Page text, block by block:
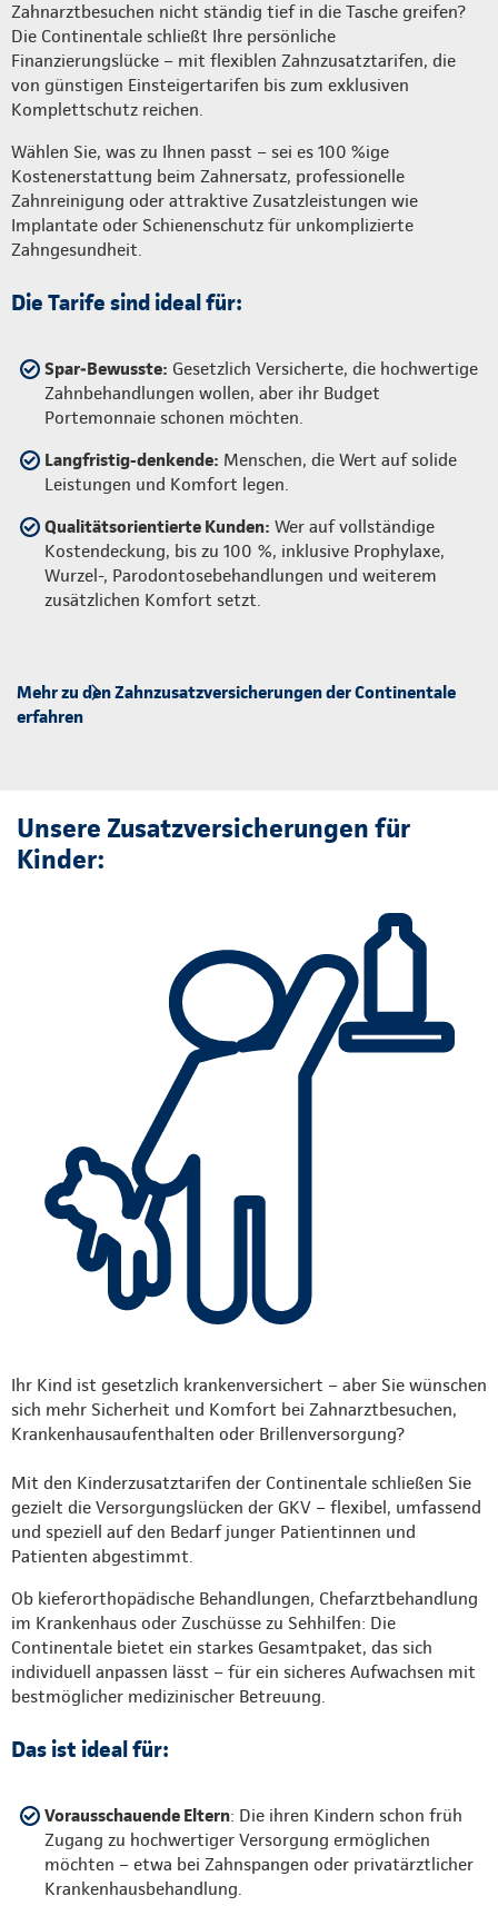
Zahnarztbesuchen nicht ständig tief in die Tasche greifen?
Die Continentale schließt Ihre persönliche
Finanzierungslücke – mit flexiblen Zahnzusatztarifen, die
von günstigen Einsteigertarifen bis zum exklusiven
Komplettschutz reichen.
Wählen Sie, was zu Ihnen passt – sei es 100 %ige
Kostenerstattung beim Zahnersatz, professionelle
Zahnreinigung oder attraktive Zusatzleistungen wie
Implantate oder Schienenschutz für unkomplizierte
Zahngesundheit.
Die Tarife sind ideal für:
Spar‑Bewusste: Gesetzlich Versicherte, die hochwertige
Zahnbehandlungen wollen, aber ihr Budget
Portemonnaie schonen möchten.
Langfristig-denkende: Menschen, die Wert auf solide
Leistungen und Komfort legen.
Qualitätsorientierte Kunden: Wer auf vollständige
Kostendeckung, bis zu 100 %, inklusive Prophylaxe,
Wurzel-, Parodontosebehandlungen und weiterem
zusätzlichen Komfort setzt.
Mehr zu den Zahnzusatzversicherungen der Continentale
erfahren
Unsere Zusatzversicherungen für
Kinder:
Ihr Kind ist gesetzlich krankenversichert – aber Sie wünschen
sich mehr Sicherheit und Komfort bei Zahnarztbesuchen,
Krankenhausaufenthalten oder Brillenversorgung?
Mit den Kinderzusatztarifen der Continentale schließen Sie
gezielt die Versorgungslücken der GKV – flexibel, umfassend
und speziell auf den Bedarf junger Patientinnen und
Patienten abgestimmt.
Ob kieferorthopädische Behandlungen, Chefarztbehandlung
im Krankenhaus oder Zuschüsse zu Sehhilfen: Die
Continentale bietet ein starkes Gesamtpaket, das sich
individuell anpassen lässt – für ein sicheres Aufwachsen mit
bestmöglicher medizinischer Betreuung.
Das ist ideal für:
Vorausschauende Eltern: Die ihren Kindern schon früh
Zugang zu hochwertiger Versorgung ermöglichen
möchten – etwa bei Zahnspangen oder privatärztlicher
Krankenhausbehandlung.